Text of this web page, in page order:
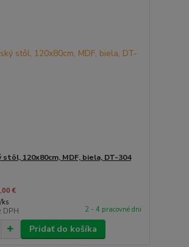
stôl, 120x80cm, MDF, biela, DT-304
€
/ks
DPH 2 - 4 pracovné dni
Pridať do košíka